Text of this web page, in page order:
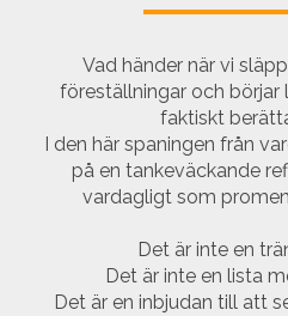
Vad händer när vi
föreställningar och börjar
faktiskt
I den här spaningen från
på en tankeväckande
vardagligt som
Det är inte en
Det är inte en lista
Det är en inbjudan till att